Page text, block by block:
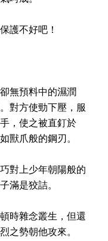
護不好吧！
無預料中的濕潤
對方使勁下壓，服
，使之被直釘於
獸爪般的鋼刃。
對上少年朝陽般的
滿是狡詰。
時雜念叢生，但還
之勢朝他攻來。